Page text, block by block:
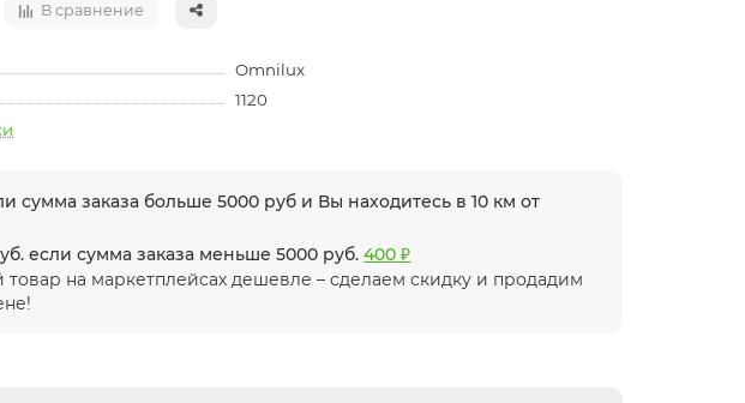
В сравнение
Omnilux
1120
сумма заказа больше 5000 руб и Вы находитесь в 10 км от
если сумма заказа меньше 5000 руб.400 ₽
на маркетплейсах дешевле – сделаем скидку и продадим